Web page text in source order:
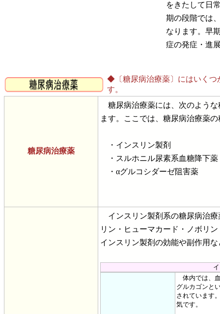
をきたして日
期の段階では
なります。早
症の発症・進
◆〔糖尿病治療薬〕にはいくつ
す。
糖尿病治療薬
糖尿病治療薬には、次のような
ます。ここでは、糖尿病治療薬
・インスリン製剤
・スルホニル尿素系血糖降下薬
・αグルコシダーゼ阻害薬
インスリン製剤系の糖尿病治療
リン・ヒューマカード・ノボリ
インスリン製剤の効能や副作用
体内では、
グルカゴンと
されています
気です。